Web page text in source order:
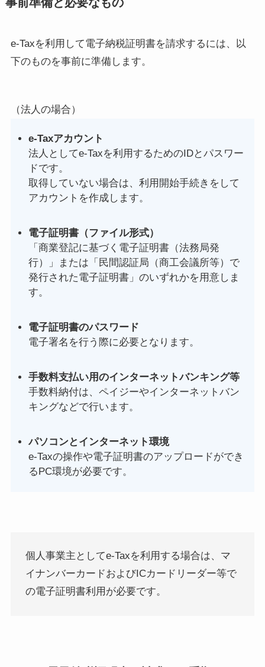
e-Taxを利用して電子納税証明書を請求するには、以
下のものを事前に準備します。
（法人の場合）
e-Taxアカウント
法人としてe-Taxを利用するためのIDとパスワー
ドです。
取得していない場合は、利用開始手続きをして
アカウントを作成します。
電子証明書（ファイル形式）
「商業登記に基づく電子証明書（法務局発
行）」または「民間認証局（商工会議所等）で
発行された電子証明書」のいずれかを用意しま
す。
電子証明書のパスワード
電子署名を行う際に必要となります。
手数料支払い用のインターネットバンキング等
手数料納付は、ペイジーやインターネットバン
キングなどで行います。
パソコンとインターネット環境
e-Taxの操作や電子証明書のアップロードができ
るPC環境が必要です。
個人事業主としてe-Taxを利用する場合は、マ
イナンバーカードおよびICカードリーダー等で
の電子証明書利用が必要です。